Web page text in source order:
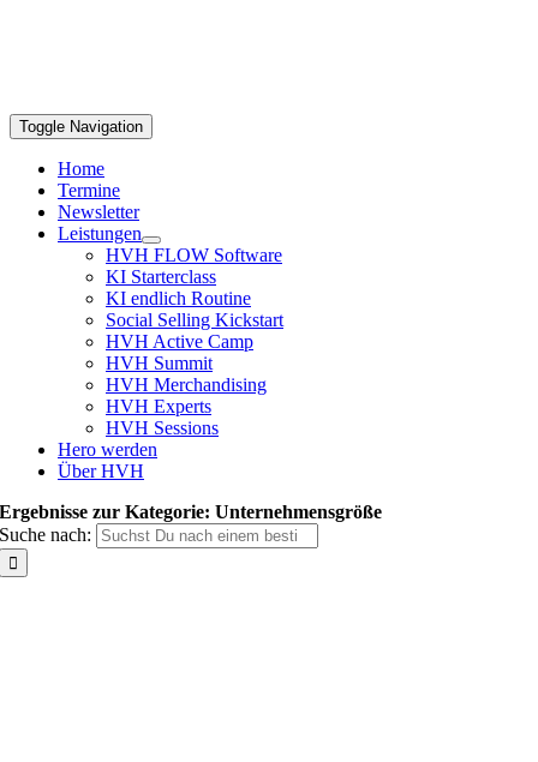
Toggle Navigation
Home
Termine
Newsletter
Leistungen
HVH FLOW Software
KI Starterclass
KI endlich Routine
Social Selling Kickstart
HVH Active Camp
HVH Summit
HVH Merchandising
HVH Experts
HVH Sessions
Hero werden
Über HVH
Ergebnisse zur Kategorie: Unternehmensgröße
Suche nach: